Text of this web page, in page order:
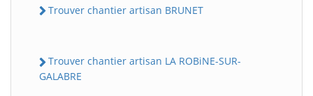
Trouver chantier artisan BRUNET
Trouver chantier artisan LA ROBiNE-SUR-
GALABRE